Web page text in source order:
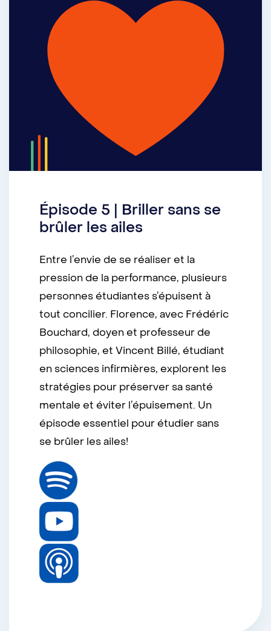
Épisode 5 | Briller sans se
brûler les ailes
Entre l’envie de se réaliser et la
pression de la performance, plusieurs
personnes étudiantes s’épuisent à
tout concilier. Florence, avec Frédéric
Bouchard, doyen et professeur de
philosophie, et Vincent Billé, étudiant
en sciences infirmières, explorent les
stratégies pour préserver sa santé
mentale et éviter l’épuisement. Un
épisode essentiel pour étudier sans
se brûler les ailes!